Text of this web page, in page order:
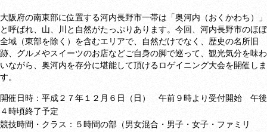
大阪府の南東部に位置する河内長野市一帯は「奥河内（おくかわち）」
と呼ばれ、山、川と自然がたっぷりあります。今回、河内長野市のほぼ
全域（東部を除く）を含むエリアで、自然だけでなく、歴史の名所旧
跡、グルメやスイーツのお店などご自身の脚で巡って、観光気分を味わ
いながら、奥河内を存分に堪能して頂けるロゲイニング大会を開催しま
す。
開催日時： 平成２７年１２月６日（日） 午前９時より受付開始 午後
４時頃終了予定
競技時間・クラス：５時間の部（男女混合・男子・女子・ファミリ